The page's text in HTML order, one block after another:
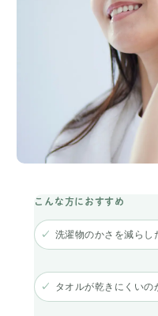
洗濯物のかさを減らし
タオルが乾きにくいの